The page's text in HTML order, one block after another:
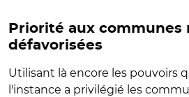
Priorité aux communes
défavorisées
Utilisant là encore les pouvoirs
l'instance a privilégié les